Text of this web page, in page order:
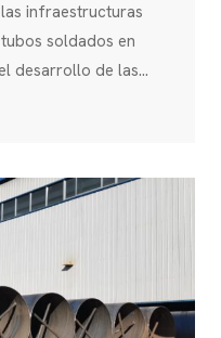
infraestructuras
soldados en
desarrollo de las
que proporciona las
han
desde sus